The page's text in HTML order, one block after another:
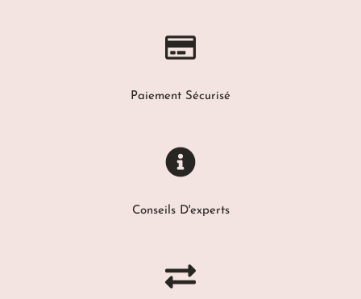
Paiement Sécurisé
Conseils D'experts